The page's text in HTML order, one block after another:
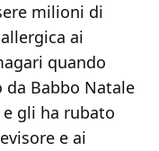
milioni di
ai
quando
Babbo Natale
gli ha rubato
e ai